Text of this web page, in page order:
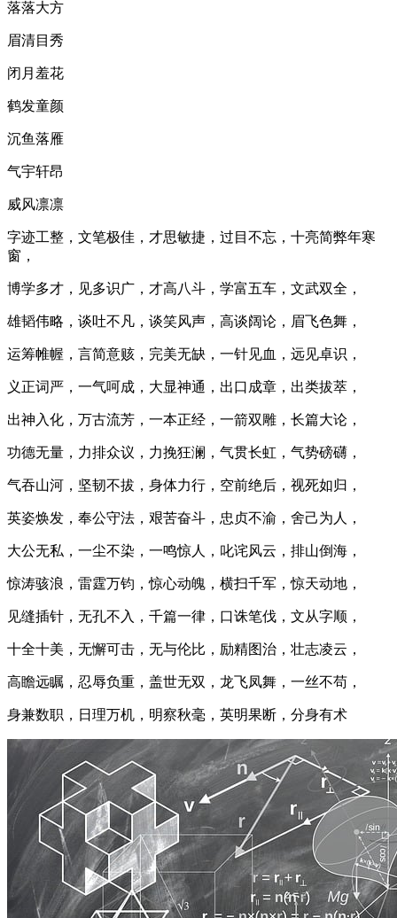
落落大方
眉清目秀
闭月羞花
鹤发童颜
沉鱼落雁
气宇轩昂
威风凛凛
字迹工整，文笔极佳，才思敏捷，过目不忘，十亮简弊年寒
窗，
博学多才，见多识广，才高八斗，学富五车，文武双全，
雄韬伟略，谈吐不凡，谈笑风声，高谈阔论，眉飞色舞，
运筹帷幄，言简意赅，完美无缺，一针见血，远见卓识，
义正词严，一气呵成，大显神通，出口成章，出类拔萃，
出神入化，万古流芳，一本正经，一箭双雕，长篇大论，
功德无量，力排众议，力挽狂澜，气贯长虹，气势磅礴，
气吞山河，坚韧不拔，身体力行，空前绝后，视死如归，
英姿焕发，奉公守法，艰苦奋斗，忠贞不渝，舍己为人，
大公无私，一尘不染，一鸣惊人，叱诧风云，排山倒海，
惊涛骇浪，雷霆万钧，惊心动魄，横扫千军，惊天动地，
见缝插针，无孔不入，千篇一律，口诛笔伐，文从字顺，
十全十美，无懈可击，无与伦比，励精图治，壮志凌云，
高瞻远瞩，忍辱负重，盖世无双，龙飞凤舞，一丝不苟，
身兼数职，日理万机，明察秋毫，英明果断，分身有术